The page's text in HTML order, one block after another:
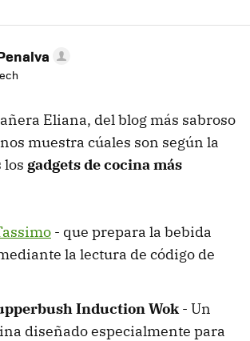
Eliana, del blog más sabroso
muestra cúales son según la
los gadgets de cocina más
- que prepara la bebida
la lectura de código de
Induction Wok- Un
diseñado especialmente para